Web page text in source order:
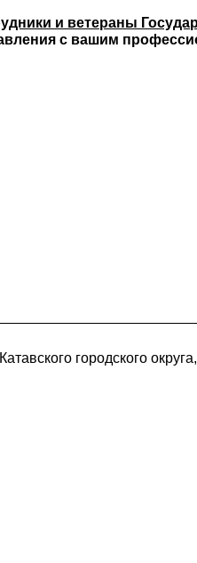
и ветераны
с вашим
городского